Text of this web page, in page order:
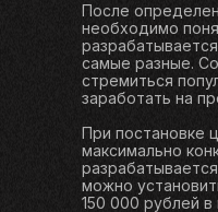
После
необходимо
самые разные.
стремиться
заработать на
При постановке
максимально
можно
150 000 рублей